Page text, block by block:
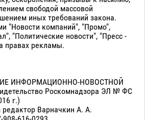
свободой массовой
иных требований закона.
"Новости компаний", "Промо",
"Политические новости", "Пресс -
правах рекламы.
ИНФОРМАЦИОННО-НОВОСТНОЙ
Роскомнадзора ЭЛ № ФС
г.)
Варначкин А. А.